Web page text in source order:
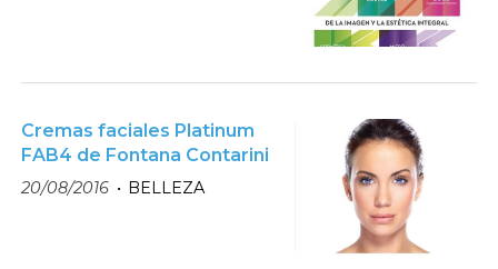
Cremas faciales Platinum
FAB4 de Fontana Contarini
20/08/2016 BELLEZA